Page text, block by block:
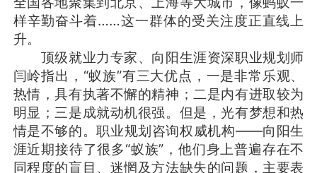
样辛勤奋斗着……这一群体的受关注度正直线上
升。
顶级就业力专家、向阳生涯资深职业规划师
闫岭指出，“蚁族”有三大优点，一是非常乐观、
热情，具有执著不懈的精神；二是内有进取较为
明显；三是成就动机很强。但是，光有梦想和热
情是不够的。职业规划咨询权威机构——向阳生
涯近期接待了很多“蚁族”，他们身上普遍存在不
同程度的盲目、迷惘及方法缺失的问题，主要表